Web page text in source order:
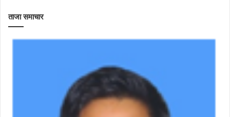
ताजा समाचार